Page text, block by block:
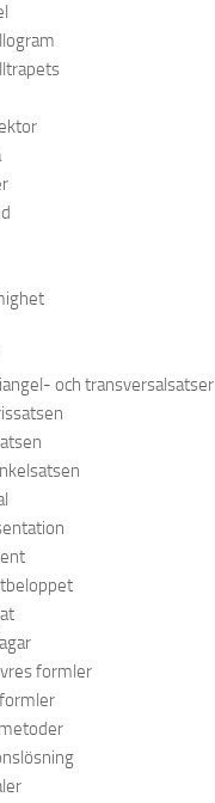
och transversalsatser
formler